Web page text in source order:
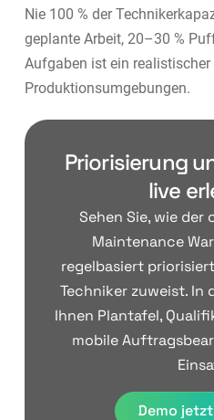
Nie 100 % der
geplante Arbeit, 20–30 %
Aufgaben ist ein
Produktionsumgebungen.
Priorisierung
live
Sehen Sie, wie der
Maintenance
regelbasiert
Techniker zuweist. In
Ihnen Plantafel,
mobile
Demo